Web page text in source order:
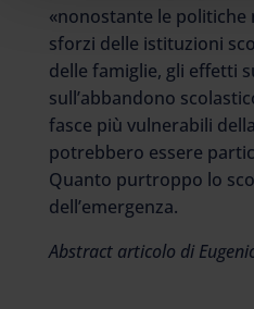
«nonostante le politiche
sforzi delle istituzioni
delle famiglie, gli effetti
sull’abbandono
fasce più vulnerabili
potrebbero essere
Quanto purtroppo lo
dell’emergenza.
Abstract articolo di